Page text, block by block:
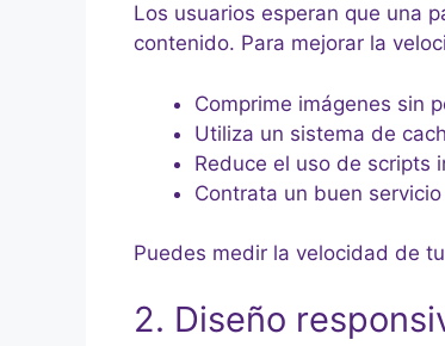
Los usuarios esperan que una
contenido. Para mejorar la
Comprime imágenes sin
Utiliza un sistema de
Reduce el uso de scripts
Contrata un buen
Puedes medir la velocidad de
2. Diseño